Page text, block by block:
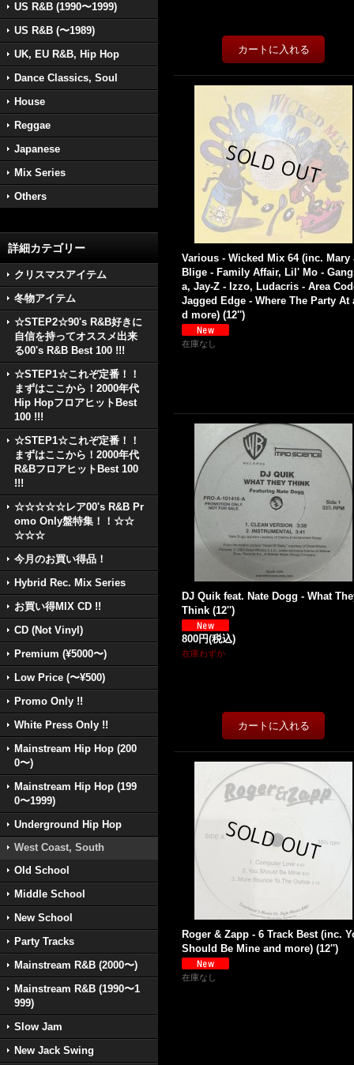
US R&B (1990〜1999)
US R&B (〜1989)
UK, EU R&B, Hip Hop
Dance Classics, Soul
House
Reggae
Japanese
Mix Series
Others
詳細カテゴリー
クリスマスアイテム
冬物アイテム
☆STEP2☆90's R&B好きに
自信を持ってオススメ出来
る00's R&B Best 100 !!!
☆STEP1☆これぞ定番！！
まずはここから！2000年代
Hip HopフロアヒットBest
100 !!!
☆STEP1☆これぞ定番！！
まずはここから！2000年代
R&BフロアヒットBest 100
!!!
☆☆☆☆☆レア00's R&B Pr
omo Only盤特集！！☆☆
☆☆☆
今月のお買い得品！
Hybrid Rec. Mix Series
お買い得MIX CD !!
CD (Not Vinyl)
Premium (¥5000〜)
Low Price (〜¥500)
Promo Only !!
White Press Only !!
Mainstream Hip Hop (200
0〜)
Mainstream Hip Hop (199
0〜1999)
Underground Hip Hop
West Coast, South
Old School
Middle School
New School
Party Tracks
Mainstream R&B (2000〜)
Mainstream R&B (1990〜1
999)
Slow Jam
New Jack Swing
Various - Wicked Mix 64 (inc. Mary
Blige - Family Affair, Lil' Mo -
a, Jay-Z - Izzo, Ludacris - Area
Jagged Edge - Where The Party At
d more) (12'')
在庫なし
DJ Quik feat. Nate Dogg - What
Think (12'')
800円(税込)
在庫わずか
Roger & Zapp - 6 Track Best (inc.
Should Be Mine and more) (12'')
在庫なし